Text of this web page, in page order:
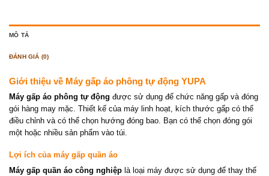
MÔ TẢ
ĐÁNH GIÁ (0)
Giới thiệu về Máy gấp áo phông tự động YUPA
Máy gấp áo phông tự động được sử dụng để chức năng gấp và đóng
gói hàng may mặc. Thiết kế của máy linh hoạt, kích thước gấp có thể
điều chỉnh và có thể chọn hướng đóng bao. Bạn có thể chọn đóng gói
một hoặc nhiều sản phẩm vào túi.
Lợi ích của máy gấp quần áo
Máy gấp quần áo công nghiệp là loại máy được sử dụng để thay thế